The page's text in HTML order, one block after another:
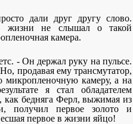
дали друг другу слово.
жизни не слышал о такой
камера.
- Он держал руку на пульсе.
продавая ему трансмутатор,
микропленочную камеру, а на
я стал обладателем
как бедняга Ферл, выжимая из
получил первое золото и
первое в жизни яйцо!